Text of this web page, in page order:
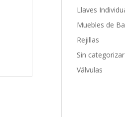
Llaves
Muebles de
Rejillas
Sin categorizar
Válvulas